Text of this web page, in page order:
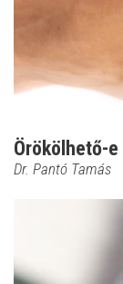
Örökölhető-
Dr. Pantó Tamás